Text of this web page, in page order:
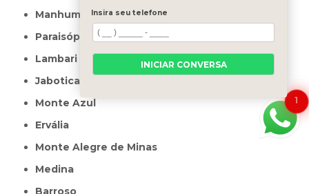
Manhumirim
Paraisópolis
Lambari
Jaboticatubas
Monte Azul
Ervália
Monte Alegre de Minas
Medina
Barroso
1
Insira seu telefone
INICIAR CONVERSA